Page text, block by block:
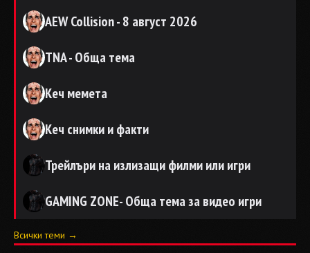
AEW Collision - 8 август 2026
TNA - Обща тема
Кеч мемета
Кеч снимки и факти
Трейлъри на излизащи филми или игри
GAMING ZONE- Обща тема за видео игри
Всички теми →